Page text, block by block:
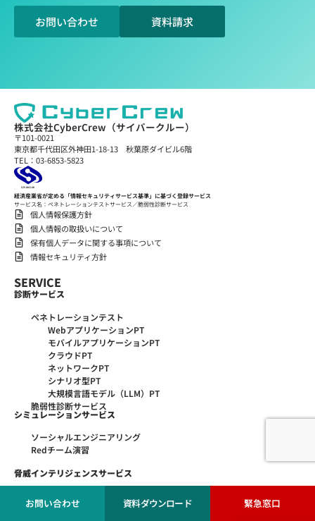
お問い合わせ 資料ダウンロード 緊急窓口
お問い合わせ 資料請求
株式会社CyberCrew（サイバークルー）
〒101-0021
東京都千代田区外神田1-18-13 秋葉原ダイビル6階
TEL：03-6853-5823
経済産業省が定める「情報セキュリティサービス基準」に基づく登録サービス
サービス名：ペネトレーションテストサービス／脆弱性診断サービス
個人情報保護方針
個人情報の取扱いについて
保有個人データに関する事項について
情報セキュリティ方針
SERVICE
診断サービス
ペネトレーションテスト
WebアプリケーションPT
モバイルアプリケーションPT
クラウドPT
ネットワークPT
シナリオ型PT
大規模言語モデル（LLM）PT
脆弱性診断サービス
シミュレーションサービス
ソーシャルエンジニアリング
Redチーム演習
脅威インテリジェンスサービス